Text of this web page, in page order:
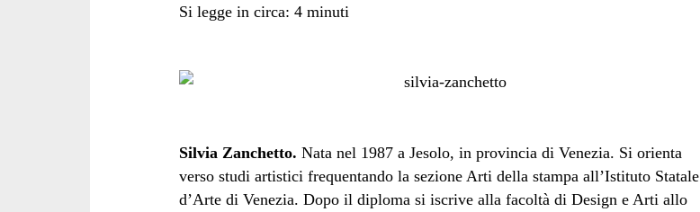
Si legge in circa: 4 minuti
Silvia Zanchetto.Nata nel 1987 a Jesolo, in provincia di Venezia. Si orienta
verso studi artistici frequentando la sezione Arti della stampa all’Istituto Statale
d’Arte di Venezia. Dopo il diploma si iscrive alla facoltà di Design e Arti allo